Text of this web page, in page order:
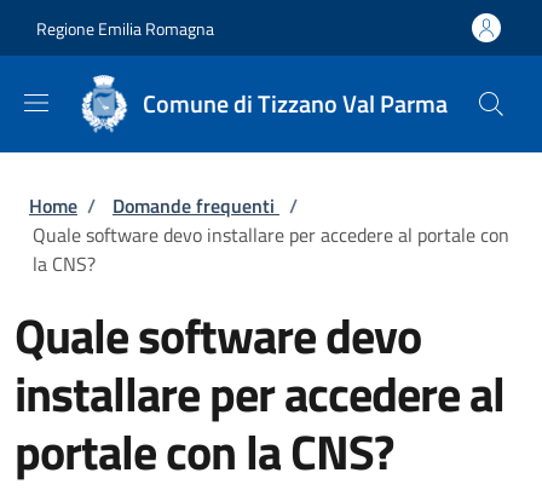
Regione Emilia Romagna
Comune di Tizzano Val Parma
Briciole di pane
Home / Domande frequenti /
Quale software devo installare per accedere al portale con
la CNS?
Quale software devo
installare per accedere al
portale con la CNS?